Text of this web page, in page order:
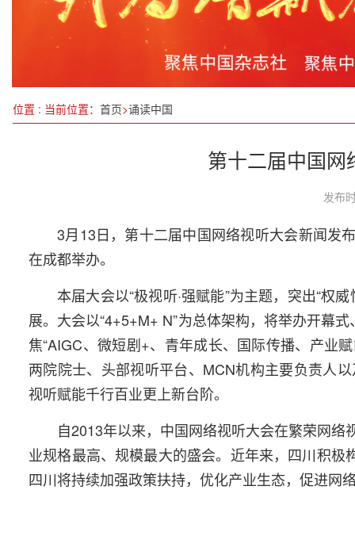
三部门部署开展第四个“民法典宣传月”活动
位置 : 当前位置： 首页>诵读中国
第十二届中国
发布
3月13日，第十二届中国网络视听大会新闻发
在成都举办。
本届大会以“极视听·强赋能”为主题，突出“权
展。大会以“4+5+M+ N”为总体架构，将举办开幕
焦“AIGC、微短剧+、青年成长、国际传播、产业
两院院士、头部视听平台、MCN机构主要负责人
视听赋能千行百业更上新台阶。
自2013年以来，中国网络视听大会在繁荣网
业规格最高、规模最大的盛会。近年来，四川积极
四川将持续加强政策扶持，优化产业生态，促进网